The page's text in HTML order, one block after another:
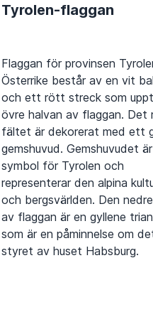
Tyrolen-flaggan
Flaggan för provinsen
Österrike består av en vit
och ett rött streck som
övre halvan av flaggan. Det
fältet är dekorerat med ett
gemshuvud. Gemshuvudet
symbol för Tyrolen och
representerar den alpina
och bergsvärlden. Den
av flaggan är en gyllene
som är en påminnelse om
styret av huset Habsburg.